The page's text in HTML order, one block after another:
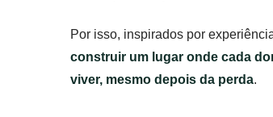
Por isso, inspirados por
construir um lugar onde cada
viver, mesmo depois da perda.